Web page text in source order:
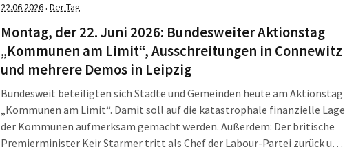
22.06.2026· Der Tag
Montag, der 22. Juni 2026: Bundesweiter Aktionstag
„Kommunen am Limit“, Ausschreitungen in Connewitz
und mehrere Demos in Leipzig
Bundesweit beteiligten sich Städte und Gemeinden heute am Aktionstag
„Kommunen am Limit“. Damit soll auf die katastrophale finanzielle Lage
der Kommunen aufmerksam gemacht werden. Außerdem: Der britische
Premierminister Keir Starmer tritt als Chef der Labour-Partei zurück und